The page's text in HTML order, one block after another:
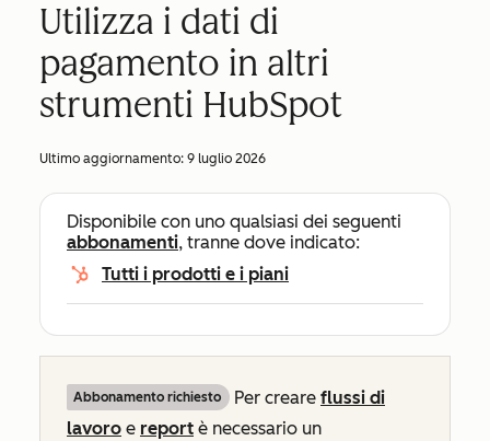
Utilizza i dati di
pagamento in altri
strumenti HubSpot
Ultimo aggiornamento: 9 luglio 2026
Disponibile con uno qualsiasi dei seguenti
abbonamenti, tranne dove indicato:
Tutti i prodotti e i piani
Abbonamento richiesto Per creare flussi di
lavoro e report è necessario un